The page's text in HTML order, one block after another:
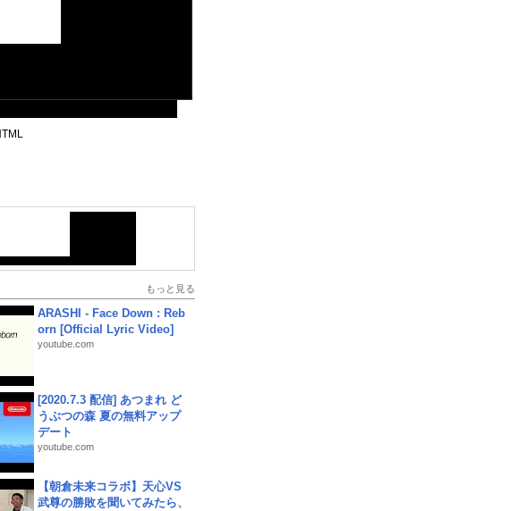
もっと見る
ARASHI - Face Down : Reb
orn [Official Lyric Video]
youtube.com
[2020.7.3 配信] あつまれ ど
うぶつの森 夏の無料アップ
デート
youtube.com
【朝倉未来コラボ】天心VS
武尊の勝敗を聞いてみたら、